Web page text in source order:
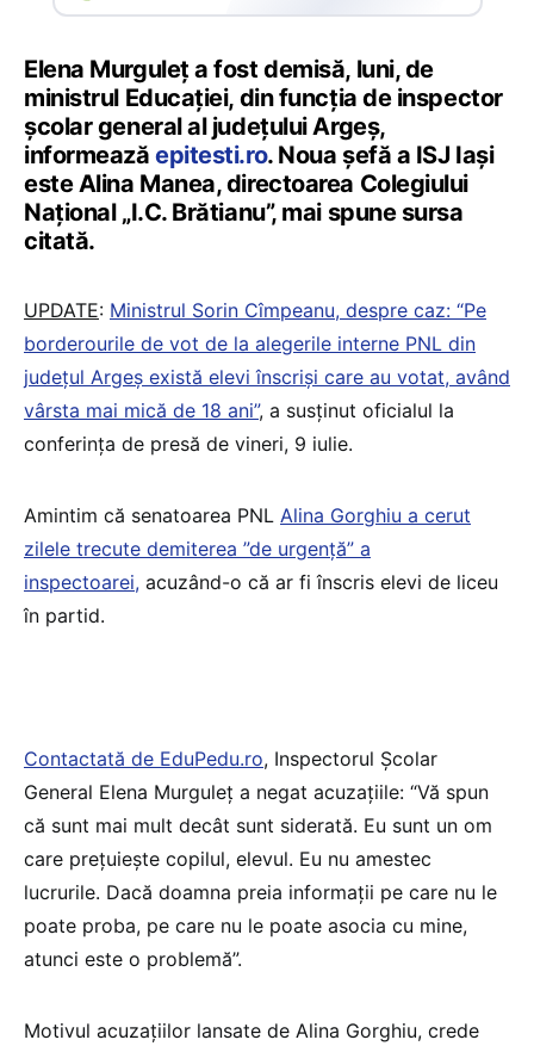
Elena Murguleț a fost demisă, luni, de
ministrul Educației, din funcția de inspector
școlar general al județului Argeș,
informeazăepitesti.ro. Noua șefă a ISJ Iași
este Alina Manea, directoarea Colegiului
Național „I.C. Brătianu”, mai spune sursa
citată.
UPDATE: Ministrul Sorin Cîmpeanu, despre caz: “Pe
borderourile de vot de la alegerile interne PNL din
județul Argeș există elevi înscriși care au votat, având
vârsta mai mică de 18 ani”, a susținut oficialul la
conferința de presă de vineri, 9 iulie.
Amintim că senatoarea PNL Alina Gorghiu a cerut
zilele trecute demiterea ”de urgență” a
inspectoarei, acuzând-o că ar fi înscris elevi de liceu
în partid.
Contactată de EduPedu.ro, Inspectorul Școlar
General Elena Murguleț a negat acuzațiile: “Vă spun
că sunt mai mult decât sunt siderată. Eu sunt un om
care prețuiește copilul, elevul. Eu nu amestec
lucrurile. Dacă doamna preia informații pe care nu le
poate proba, pe care nu le poate asocia cu mine,
atunci este o problemă”.
Motivul acuzațiilor lansate de Alina Gorghiu, crede